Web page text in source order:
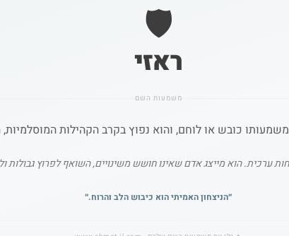
🛡️
ראזי
משמעות השם
כובש או לוחם, והוא נפוץ בקרב הקהילות המוסלמיות,
ערכית. הוא מייצג אדם שאינו חושש משינויים, השואף לפרוץ
״הניצחון האמיתי הוא כיבוש הלב והרוח.״